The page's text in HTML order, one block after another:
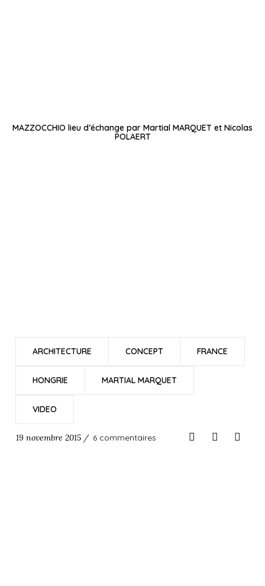
MAZZOCCHIO lieu d’échange par Martial MARQUET et Nicolas
POLAERT
ARCHITECTURE CONCEPT FRANCE
HONGRIE MARTIAL MARQUET
VIDEO
19 novembre 2015 / 6 commentaires